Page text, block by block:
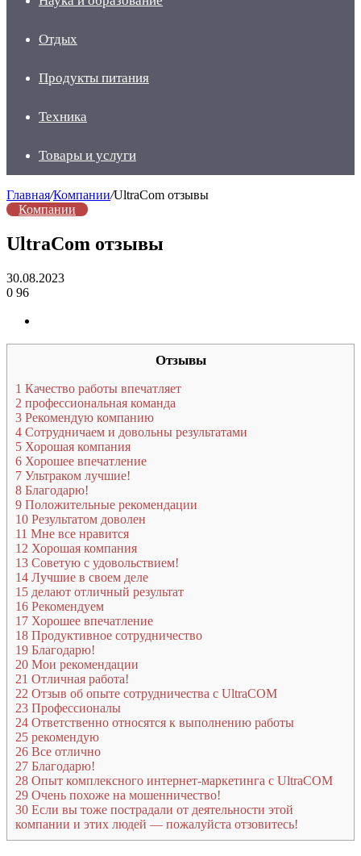
Отдых
Продукты питания
Техника
Товары и услуги
Главная/Компании/UltraCom отзывы
Компании
UltraCom отзывы
30.08.2023
0 96
Отзывы
1 Качество работы впечатляет
2 профессиональная команда
3 Рекомендую компанию
4 Сотрудничаем и довольны результатами
5 Хорошая компания
6 Хорошее впечатление
7 Ультраком лучшие!
8 Благодарю!
9 Положительные рекомендации
10 Результатом доволен
11 Мне все нравится
12 Хорошая компания
13 Советую с удовольствием!
14 Лучшие в своем деле
15 делают отличный результат
16 Рекомендуем
17 Хорошее впечатление
18 Продуктивное сотрудничество
19 Благодарю!
20 Мои рекомендации
21 Отличная работа!
22 Отзыв об опыте сотрудничества с UltraCOM
23 Профессионалы
24 Ответственно относятся к выполнению работы
25 рекомендую
26 Все отлично
27 Благодарю!
28 Опыт комплексного интернет-маркетинга с UltraCOM
29 Очень похоже на мошенничество!
30 Если вы тоже пострадали от деятельности этой
компании и этих людей — пожалуйста отзовитесь!